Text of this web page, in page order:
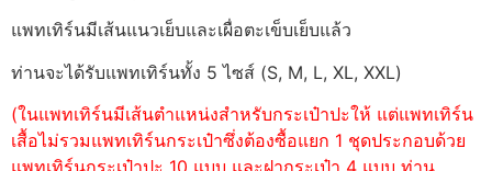
แพทเทิร์นมีเส้นแนวเย็บและเผื่อตะเข็บเย็บแล้ว
ท่านจะได้รับแพทเทิร์นทั้ง 5 ไซส์ (S, M, L, XL, XXL)
(ในแพทเทิร์นมีเส้นตำแหน่งสำหรับกระเป๋าปะให้ แต่แพทเทิร์น
เสื้อไม่รวมแพทเทิร์นกระเป๋าซึ่งต้องซื้อแยก 1 ชุดประกอบด้วย